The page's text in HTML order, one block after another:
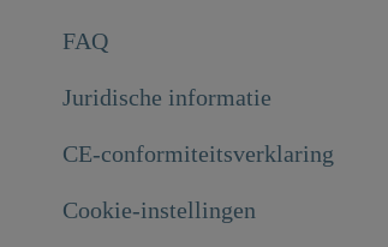
FAQ
Juridische informatie
CE-conformiteitsverklaring
Cookie-instellingen